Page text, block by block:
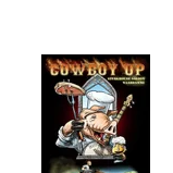
direct
naar
hoofdinhoud